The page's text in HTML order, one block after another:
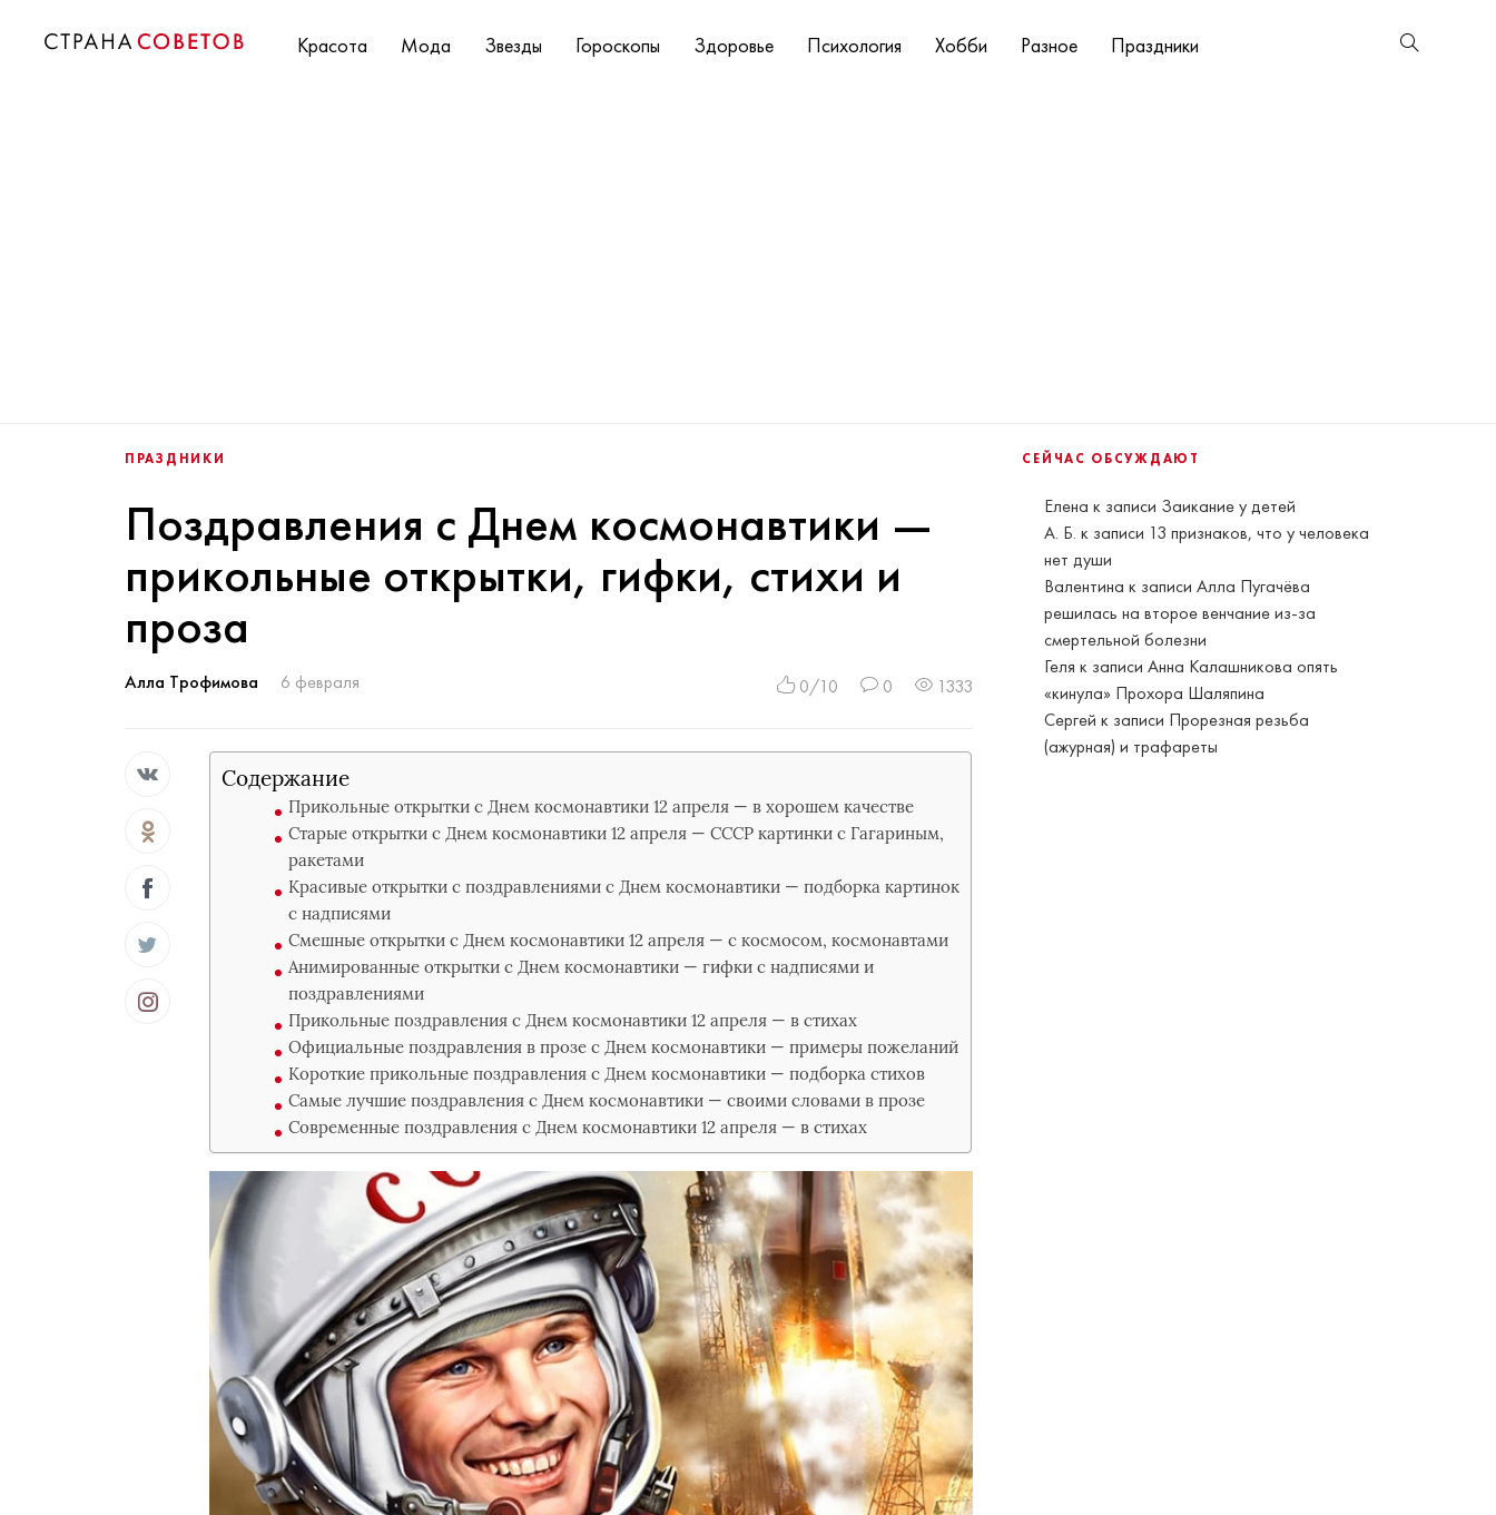
Красота Мода Звезды Гороскопы Здоровье Психология Хобби Разное Праздники
СЕЙЧАС ОБСУЖДАЮТ
Елена к записи Заикание у детей
А. Б. к записи 13 признаков, что у человека
нет души
Валентина к записиАлла Пугачёва
решилась на второе венчание из-за
смертельной болезни
Геля к записиАнна Калашникова опять
«кинула» Прохора Шаляпина
Сергей к записи Прорезная резьба
(ажурная) и трафареты
ПРАЗДНИКИ
Поздравления с Днем космонавтики —
прикольные открытки, гифки, стихи и
проза
Алла Трофимова 6 февраля 0/10 0 1333
Содержание
Прикольные открытки с Днем космонавтики 12 апреля — в хорошем качестве
Старые открытки с Днем космонавтики 12 апреля — СССР картинки с Гагариным,
ракетами
Красивые открытки с поздравлениями с Днем космонавтики — подборка картинок
с надписями
Смешные открытки с Днем космонавтики 12 апреля — с космосом, космонавтами
Анимированные открытки с Днем космонавтики — гифки с надписями и
поздравлениями
Прикольные поздравления с Днем космонавтики 12 апреля — в стихах
Официальные поздравления в прозе с Днем космонавтики — примеры пожеланий
Короткие прикольные поздравления с Днем космонавтики — подборка стихов
Самые лучшие поздравления с Днем космонавтики — своими словами в прозе
Современные поздравления с Днем космонавтики 12 апреля — в стихах